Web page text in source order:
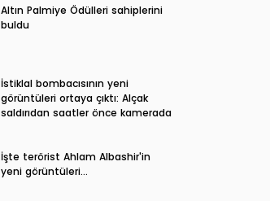
Altın Palmiye Ödülleri sahiplerini
buldu
İstiklal bombacısının yeni
görüntüleri ortaya çıktı: Alçak
saldırıdan saatler önce kamerada
İşte terörist Ahlam Albashir'in
yeni görüntüleri…